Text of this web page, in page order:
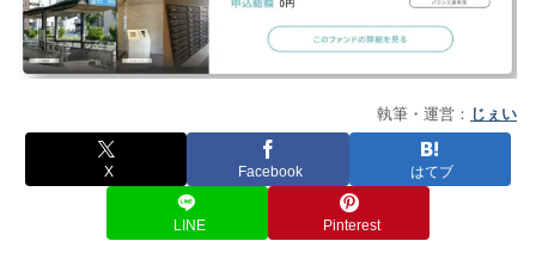
執筆・運営： じぇい
X Facebook はてブ
LINE Pinterest